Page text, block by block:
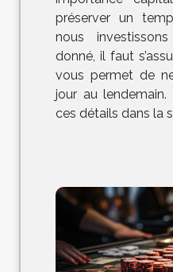
préserver un
nous
donné, il faut
vous permet de
jour au
ces détails dans la